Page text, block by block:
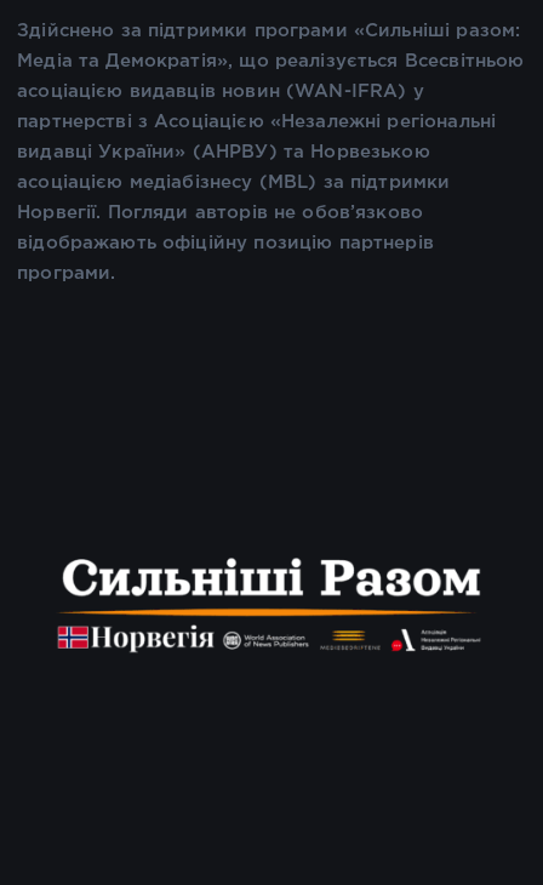
Здійснено за підтримки програми «Сильніші разом:
Медіа та Демократія», що реалізується Всесвітньою
асоціацією видавців новин (WAN-IFRA) у
партнерстві з Асоціацією «Незалежні регіональні
видавці України» (АНРВУ) та Норвезькою
асоціацією медіабізнесу (MBL) за підтримки
Норвегії. Погляди авторів не обов’язково
відображають офіційну позицію партнерів
програми.